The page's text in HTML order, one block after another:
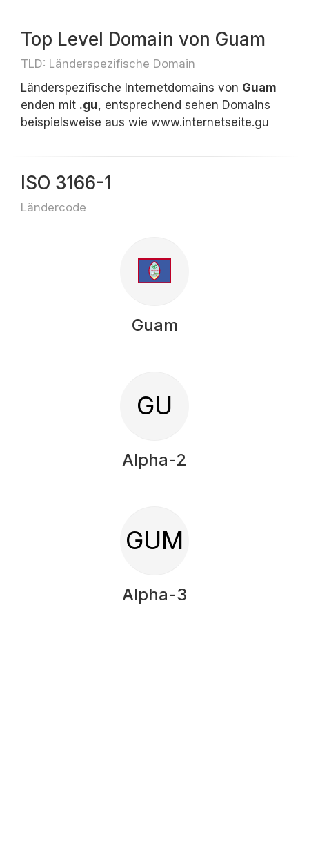
Top Level Domain von Guam
TLD: Länderspezifische Domain
Länderspezifische Internetdomains von Guam
enden mit .gu, entsprechend sehen Domains
beispielsweise aus wie www.internetseite.gu
ISO 3166-1
Ländercode
Guam
GU
Alpha-2
GUM
Alpha-3